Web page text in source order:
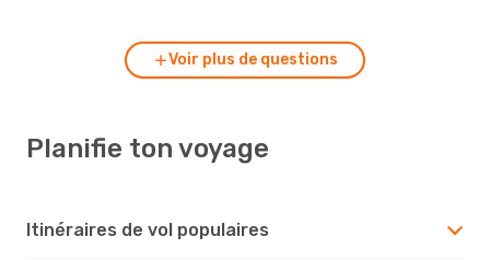
Voir plus de questions
Planifie ton voyage
Itinéraires de vol populaires